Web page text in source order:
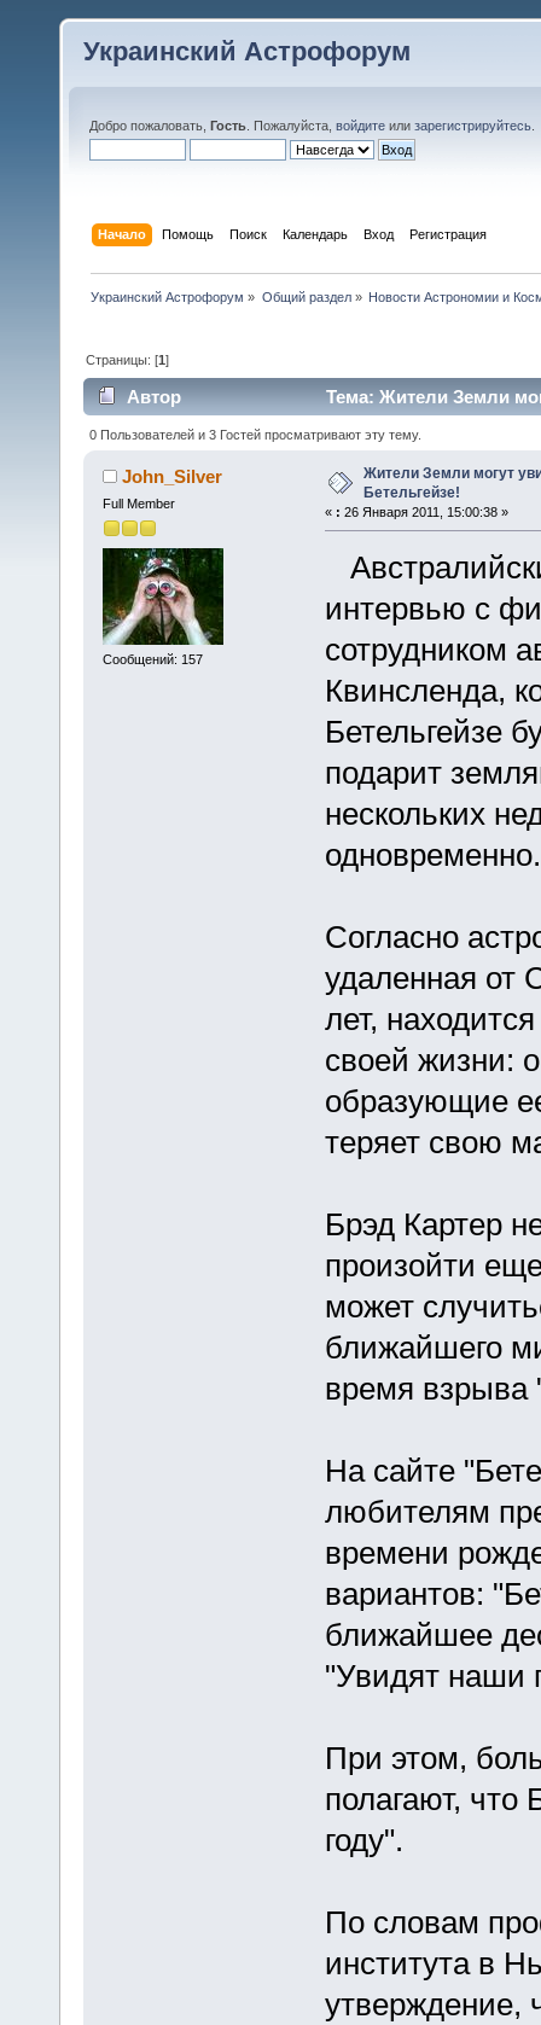
Украинский Астрофорум
Добро пожаловать, Гость . Пожалуйста, войдите или зарегистрируйтесь
Начало Помощь Поиск Календарь Вход Регистрация
Украинский Астрофорум » Общий раздел» Новости Астрономии и
Страницы: [1]
Автор
Тема: Жители Земли
раз)
0 Пользователей и 3 Гостей просматривают эту тему.
John_Silver
Full Member
Сообщений: 157
Жители Земли могут
Бетельгейзе!
« : 26 Января 2011, 15:00:38 »
интервью c
сотрудником
Квинсленда,
Бетельгейзе
подарит
нескольких
одновременно.
Согласно
удаленная от
лет,
своей жизни:
образующие
теряет свою
Брэд Картер
произойти
может
ближайшего
время взрыва
На сайте
любителям
времени
вариантов:
ближайшее
"Увидят наши
При этом,
полагают, что
году".
По словам
института в
утверждение,